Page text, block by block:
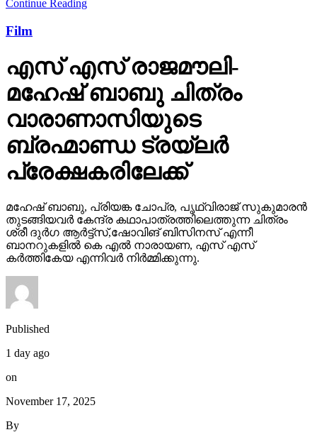
Continue Reading
Film
എസ് എസ് രാജമൗലി-
മഹേഷ് ബാബു ചിത്രം
വാരാണാസിയുടെ
ബ്രഹ്മാണ്ഡ ട്രയ്ലർ
പ്രേക്ഷകരിലേക്ക്
മഹേഷ് ബാബു, പ്രിയങ്ക ചോപ്ര, പൃഥ്വിരാജ് സുകുമാരൻ
തുടങ്ങിയവർ കേന്ദ്ര കഥാപാത്രത്തിലെത്തുന്ന ചിത്രം
ശ്രീ ദുർഗ ആർട്ട്സ്,ഷോവിങ് ബിസിനസ് എന്നീ
ബാനറുകളിൽ കെ എൽ നാരായണ, എസ് എസ്
കർത്തികേയ എന്നിവർ നിർമ്മിക്കുന്നു.
Published
1 day ago
on
November 17, 2025
By